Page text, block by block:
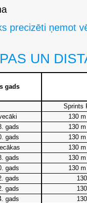
precizēti ņemot
UN
gads
Sprints
130
gads
130
gads
130
130
gads
130
gads
130
gads
gads
gads